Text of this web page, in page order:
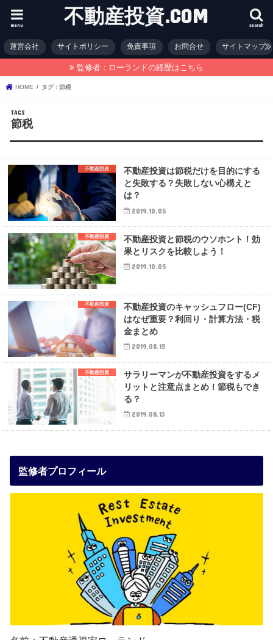
不動産投資.COM search
menu
運営会社 サイトポリシー 免責事項 お問合せ サイトマップ
監修者：ローランドの経歴はこちら
HOME タグ : 節税
節税
不動産投資
不動産投資は節税だけを目的にする
と失敗する？失敗しない心構えと
は？
2019.10.05
不動産投資
不動産投資と節税のウソホント！効
果とリスクを比較しよう！
2019.10.05
不動産投資
不動産投資のキャッシュフロー(CF)
はなぜ重要？利回り・計算方法・税
金まとめ
2019.08.15
不動産投資
サラリーマンが不動産投資をするメ
リットと注意点まとめ！節税もでき
る？
2019.08.13
監修者プロフィール